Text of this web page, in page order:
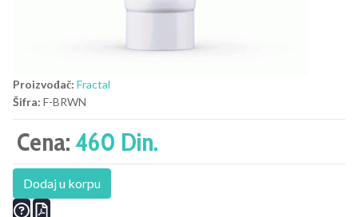
Proizvođač: Fractal
Šifra: F-BRWN
Cena:460 Din.
Dodaj u korpu